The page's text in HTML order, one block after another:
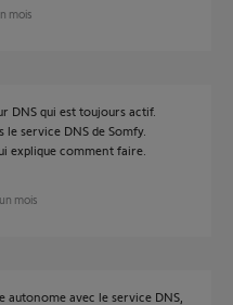
mois
DNS qui est toujours actif.
service DNS de Somfy.
explique comment faire.
mois
autonome avec le service DNS,